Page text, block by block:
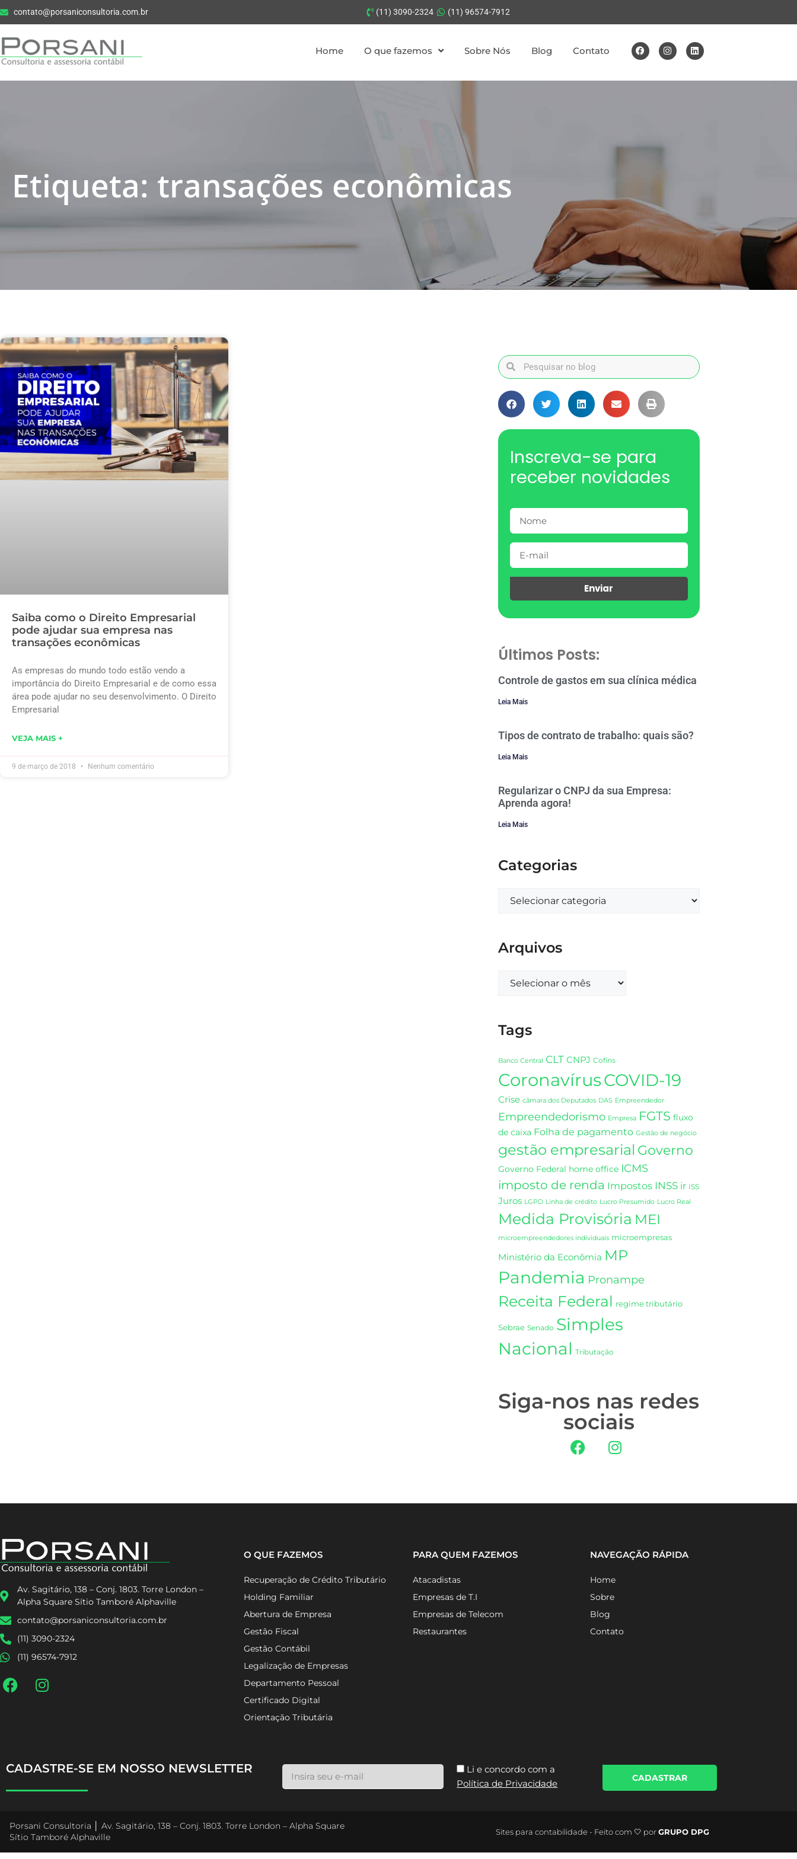
contato@porsaniconsultoria.com.br (11) 3090-2324 (11) 96574-7912
Home O que fazemos Sobre Nós Blog Contato
Etiqueta: transações econômicas
Saiba como o Direito Empresarial
pode ajudar sua empresa nas
transações econômicas
As empresas do mundo todo estão vendo a
importância do Direito Empresarial e de como essa
área pode ajudar no seu desenvolvimento. O Direito
Empresarial
VEJA MAIS +
9 de março de 2018 Nenhum comentário
Inscreva-se para
receber novidades
Enviar
Últimos Posts:
Controle de gastos em sua clínica médica
Leia Mais
Tipos de contrato de trabalho: quais são?
Leia Mais
Regularizar o CNPJ da sua Empresa:
Aprenda agora!
Leia Mais
Categorias
Arquivos
Tags
Banco Central CLT CNPJ Cofins
CoronavírusCOVID-19
Crise câmara dos Deputados DAS Empreendedor
Empreendedorismo Empresa FGTS fluxo
de caixa Folha de pagamento Gestão de negócio
gestão empresarial Governo
Governo Federal home office ICMS
imposto de renda Impostos INSS ir ISS
Juros LGPD Linha de crédito Lucro Presumido Lucro Real
Medida Provisória MEI
microempreendedores individuais microempresas
Ministério da Econômia MP
Pandemia Pronampe
Receita Federal regime tributário
Sebrae Senado Simples
Nacional Tributação
Siga-nos nas redes
sociais
Av. Sagitário, 138 – Conj. 1803. Torre London –
Alpha Square Sítio Tamboré Alphaville
contato@porsaniconsultoria.com.br
(11) 3090-2324
(11) 96574-7912
O QUE FAZEMOS
Recuperação de Crédito Tributário
Holding Familiar
Abertura de Empresa
Gestão Fiscal
Gestão Contábil
Legalização de Empresas
Departamento Pessoal
Certificado Digital
Orientação Tributária
PARA QUEM FAZEMOS
Atacadistas
Empresas de T.I
Empresas de Telecom
Restaurantes
NAVEGAÇÃO RÁPIDA
Home
Sobre
Blog
Contato
CADASTRE-SE EM NOSSO NEWSLETTER
Li e concordo com a
Política de Privacidade
CADASTRAR
Porsani Consultoria │ Av. Sagitário, 138 – Conj. 1803. Torre London – Alpha Square
Sítio Tamboré Alphaville
Sites para contabilidade - Feito com 🤍 porGRUPO DPG